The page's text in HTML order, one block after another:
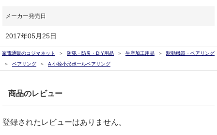
メーカー発売日
2017年05月25日
家電通販のコジマネット 防犯・防災・DIY用品 生産加工用品
駆動機器・ベアリング
ベアリング
A 小径小形ボールベアリング
商品のレビュー
登録されたレビューはありません。